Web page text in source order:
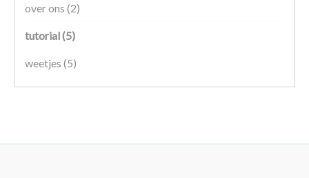
over ons (2)
tutorial(5)
weetjes (5)